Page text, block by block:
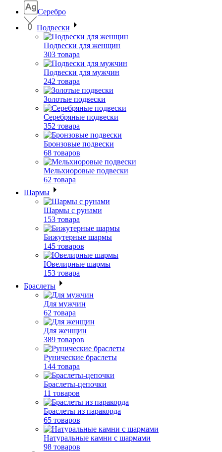
Серебро
Подвески
Подвески для женщин
303 товара
Подвески для мужчин
242 товара
Золотые подвески
Серебряные подвески
352 товара
Бронзовые подвески
68 товаров
Мельхиоровые подвески
62 товара
Шармы
Шармы с рунами
153 товара
Бижутерные шармы
145 товаров
Ювелирные шармы
153 товара
Браслеты
Для мужчин
62 товара
Для женщин
389 товаров
Рунические браслеты
144 товара
Браслеты-цепочки
11 товаров
Браслеты из паракорда
65 товаров
Натуральные камни с шармами
98 товаров